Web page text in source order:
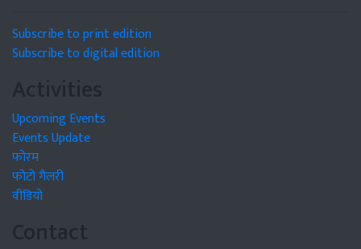
Subscribe to print edition
Subscribe to digital edition
Activities
Upcoming Events
Events Update
फोरम
फोटो गैलरी
वीडियो
Contact